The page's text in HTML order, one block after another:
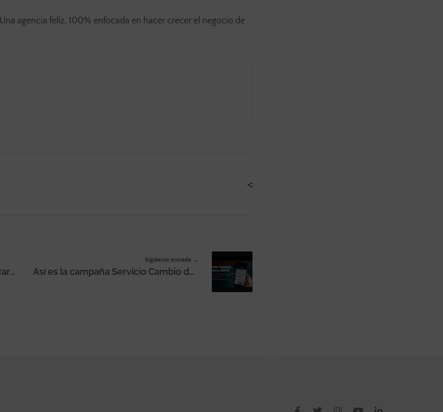
Una agencia felíz, 100% enfocada en hacer crecer el negocio de
8 libros para emprendedores: Educar su mente y fortalecer sus negocios
Siguiente entrada
Así es la campaña Servicio Cambio de Banco del BBVA, hecha por PS21